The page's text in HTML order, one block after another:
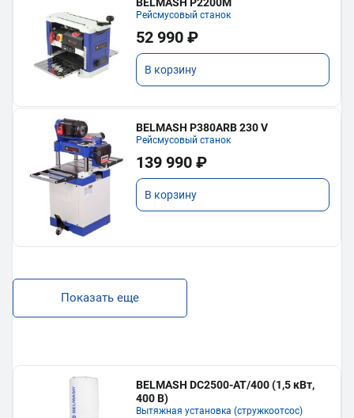
BELMASH P2200M
Рейсмусовый станок
52 990 ₽
В корзину
BELMASH P380ARB 230 V
Рейсмусовый станок
139 990 ₽
В корзину
Показать еще
BELMASH DC2500-AT/400 (1,5 кВт,
400 В)
Вытяжная установка (стружкоотсос)